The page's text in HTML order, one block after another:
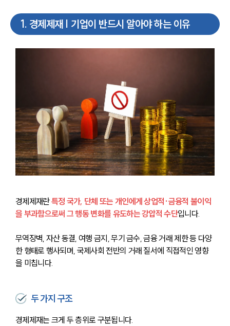
1. 경제제재 | 기업이 반드시 알아야 하는 이유
경제제재란 특정 국가, 단체 또는 개인에게 상업적·금융적 불이익
을 부과함으로써 그 행동 변화를 유도하는 강압적 수단입니다.
무역장벽, 자산 동결, 여행 금지, 무기 금수, 금융 거래 제한 등 다양
한 형태로 행사되며, 국제사회 전반의 거래 질서에 직접적인 영향
을 미칩니다.
두 가지 구조
경제제재는 크게 두 층위로 구분됩니다.